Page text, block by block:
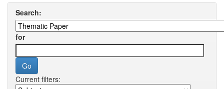
Search:
for
Current filters: